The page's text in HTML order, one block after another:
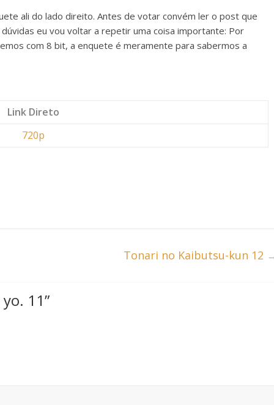
ali do lado direito. Antes de votar convém ler o post que
eu vou voltar a repetir uma coisa importante: Por
com 8 bit, a enquete é meramente para sabermos a
Link Direto
720p
Tonari no Kaibutsu-kun 12
11”